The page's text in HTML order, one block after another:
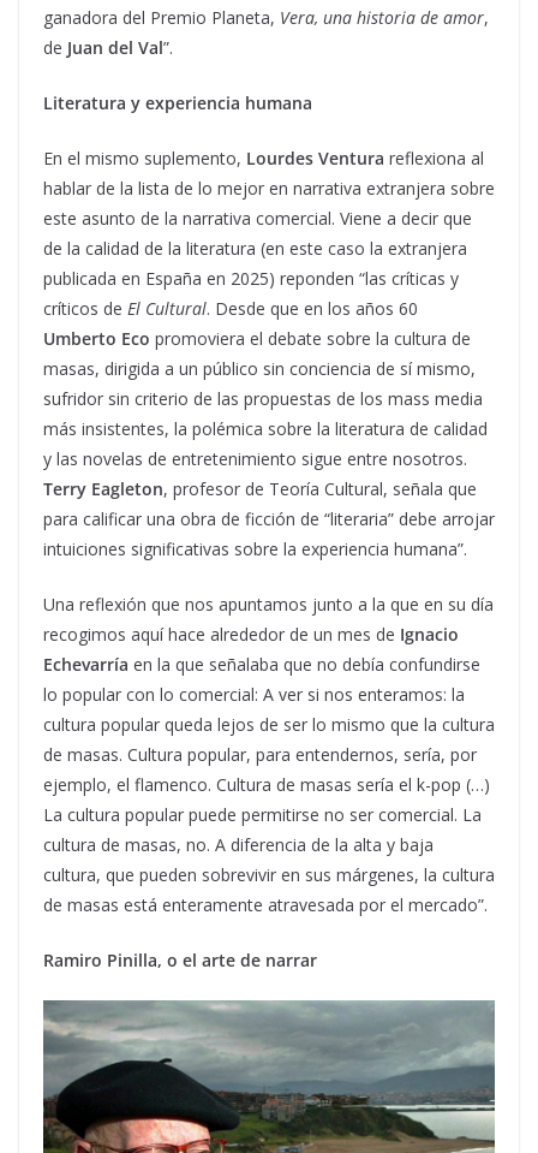
ganadora del Premio Planeta, Vera, una historia de amor,
de Juan del Val”.
Literatura y experiencia humana
En el mismo suplemento, Lourdes Ventura reflexiona al
hablar de la lista de lo mejor en narrativa extranjera sobre
este asunto de la narrativa comercial. Viene a decir que
de la calidad de la literatura (en este caso la extranjera
publicada en España en 2025) reponden “las críticas y
críticos de El Cultural. Desde que en los años 60
Umberto Eco promoviera el debate sobre la cultura de
masas, dirigida a un público sin conciencia de sí mismo,
sufridor sin criterio de las propuestas de los mass media
más insistentes, la polémica sobre la literatura de calidad
y las novelas de entretenimiento sigue entre nosotros.
Terry Eagleton, profesor de Teoría Cultural, señala que
para calificar una obra de ficción de “literaria” debe arrojar
intuiciones significativas sobre la experiencia humana”.
Una reflexión que nos apuntamos junto a la que en su día
recogimos aquí hace alrededor de un mes de Ignacio
Echevarría en la que señalaba que no debía confundirse
lo popular con lo comercial: A ver si nos enteramos: la
cultura popular queda lejos de ser lo mismo que la cultura
de masas. Cultura popular, para entendernos, sería, por
ejemplo, el flamenco. Cultura de masas sería el k-pop (…)
La cultura popular puede permitirse no ser comercial. La
cultura de masas, no. A diferencia de la alta y baja
cultura, que pueden sobrevivir en sus márgenes, la cultura
de masas está enteramente atravesada por el mercado”.
Ramiro Pinilla, o el arte de narrar